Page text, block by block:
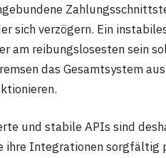
sich verzögern. Ein
am reibungslosesten sein
das Gesamtsystem
und stabile APIs sind
ihre Integrationen